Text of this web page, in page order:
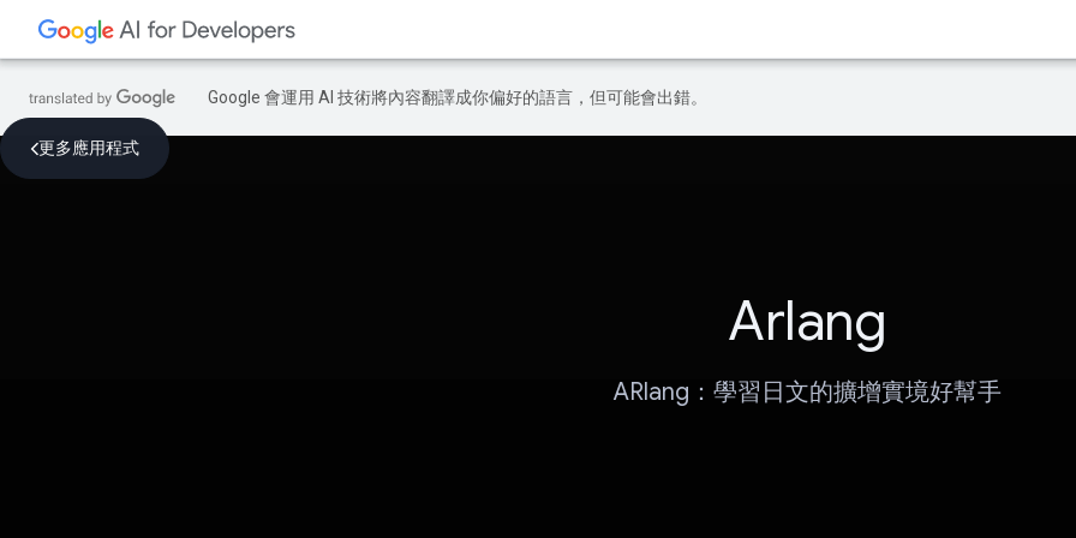
Google 會運用 AI 技術將內容翻譯成你偏好的語言，但可能會出錯。
更多應用程式
Arlang
ARlang：學習日文的擴增實境好幫手